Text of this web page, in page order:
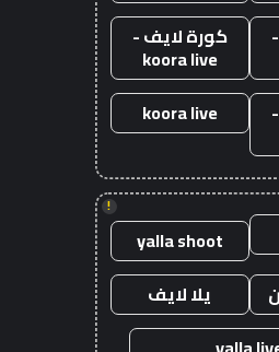
كورة لايف -
koora live
koora live
!
yalla shoot
يلا لايف